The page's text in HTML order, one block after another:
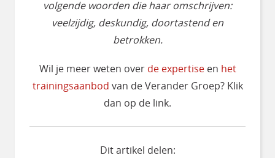
volgende woorden die haar omschrijven:
veelzijdig, deskundig, doortastend en
betrokken.
Wil je meer weten over de expertiseen het
trainingsaanbod van de Verander Groep? Klik
dan op de link.
Dit artikel delen: